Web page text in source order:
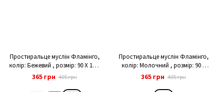
Простиральце муслін Фламінго,
колір: Бежевий , розмір: 90 X 100,
арт. 421-124
365 грн 405 грн
Простиральце муслін Фламінго,
колір: Молочний , розмір: 90 X
100, арт. 421-124
365 грн 405 грн